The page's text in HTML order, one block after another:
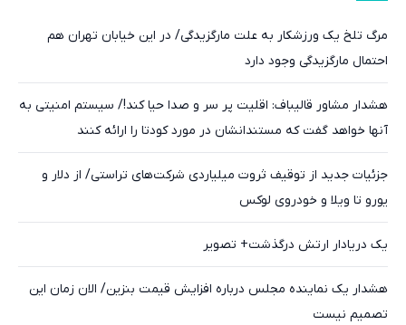
مرگ تلخ یک ورزشکار به علت مارگزیدگی/ در این خیابان تهران هم
احتمال مارگزیدگی وجود دارد
هشدار مشاور قالیباف: اقلیت پر سر و صدا حیا کند!/ سیستم امنیتی به
آنها خواهد گفت که مستندانشان در مورد کودتا را ارائه کنند
جزئیات جدید از توقیف ثروت میلیاردی شرکت‌های تراستی/ از دلار و
یورو تا ویلا و خودروی لوکس
یک دریادار ارتش درگذشت+ تصویر
هشدار یک نماینده مجلس درباره افزایش قیمت بنزین/ الان زمان این
تصمیم نیست